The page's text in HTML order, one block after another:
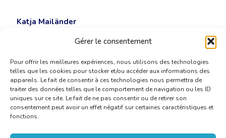
Gérer le consentement
Pour offrir les meilleures expériences, nous utilisons des technologies
telles que les cookies pour stocker et/ou accéder aux informations des
appareils. Le fait de consentir à ces technologies nous permettra de
traiter des données telles que le comportement de navigation ou les ID
uniques sur ce site. Le fait de ne pas consentir ou de retirer son
consentement peut avoir un effet négatif sur certaines caractéristiques et
fonctions.
Katja Mailänder